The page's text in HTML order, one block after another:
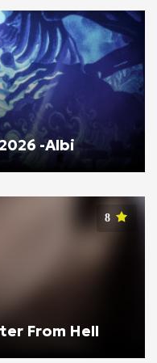
-Albi
8
From Hell